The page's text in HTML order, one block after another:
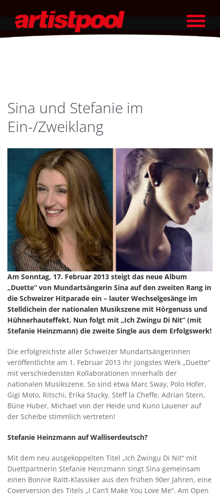
Sina und Stefanie im
Ein-/Zweiklang
Am Sonntag, 17. Februar 2013 steigt das neue Album
„Duette“ von Mundartsängerin Sina auf den zweiten Rang in
die Schweizer Hitparade ein – lauter Wechselgesänge im
Stelldichein der nationalen Musikszene mit Hörgenuss und
Hühnerhauteffekt. Nun folgt mit „Ich Zwingu Di Nit“ (mit
Stefanie Heinzmann) die zweite Single aus dem Erfolgswerk!
Die erfolgreichste aller Schweizer Mundartsängerinnen
veröffentlichte am 1. Februar 2013 ihr jüngstes Werk „Duette“
mit verschiedensten Kollaborationen innerhalb der
nationalen Musikszene. So sind etwa Marc Sway, Polo Hofer,
Gigi Moto, Ritschi, Erika Stucky, Steff la Cheffe, Adrian Stern,
Büne Huber, Michael von der Heide und Kuno Lauener auf
der Scheibe stimmlich vertreten!
Stefanie Heinzmann auf Walliserdeutsch?
Mit dem neu ausgekoppelten Titel „Ich Zwingu Di Nit“ mit
Duettpartnerin Stefanie Heinzmann singt Sina gemeinsam
einen Bonnie Raitt-Klassiker aus den frühen 90er Jahren, eine
Coverversion des Titels „I Can’t Make You Love Me“. Am Open